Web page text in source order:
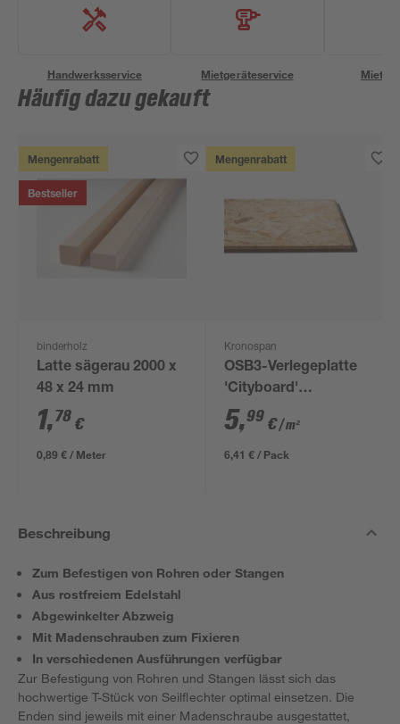
Handwerksservice Mietgeräteservice
Häufig dazu gekauft
Mengenrabatt
Bestseller
binderholz
Latte sägerau 2000 x
48 x 24 mm
1,78 €
0,89 € / Meter
Mengenrabatt
Kronospan
OSB3-Verlegeplatte
'Cityboard'
ungeschliffen 1690 x
634 x 12 mm
5,99 €/ m²
6,41 € / Pack
Beschreibung
Zum Befestigen von Rohren oder Stangen
Aus rostfreiem Edelstahl
Abgewinkelter Abzweig
Mit Madenschrauben zum Fixieren
In verschiedenen Ausführungen verfügbar
Zur Befestigung von Rohren und Stangen lässt sich das
hochwertige T-Stück von Seilflechter optimal einsetzen. Die
Enden sind jeweils mit einer Madenschraube ausgestattet,